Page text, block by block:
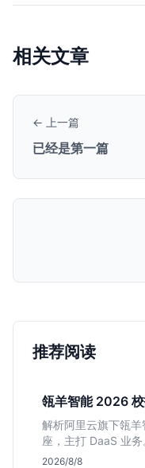
相关文章
← 上一篇
已经是第一篇
推荐阅读
瓴羊智能 2026
解析阿里云旗下瓴
座，主打 DaaS 业
岗的硬性要求，评估
2026/8/8